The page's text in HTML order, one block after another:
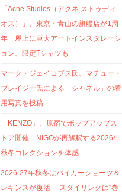
「Acne Studios（アクネ ストゥディ
オズ）」、東京・青山の旗艦店が1周
年 屋上に巨大アートインスタレーシ
ョン、限定Tシャツも
マーク・ジェイコブス氏、マチュー・
ブレイジー氏による「シャネル」の着
用写真を投稿
「KENZO」、原宿でポップアップス
トア開催 NIGOが再解釈する2026年
秋冬コレクションを体感
2026-27年秋冬はバイカーショーツ＆
レギンスが復活 スタイリングは“巻